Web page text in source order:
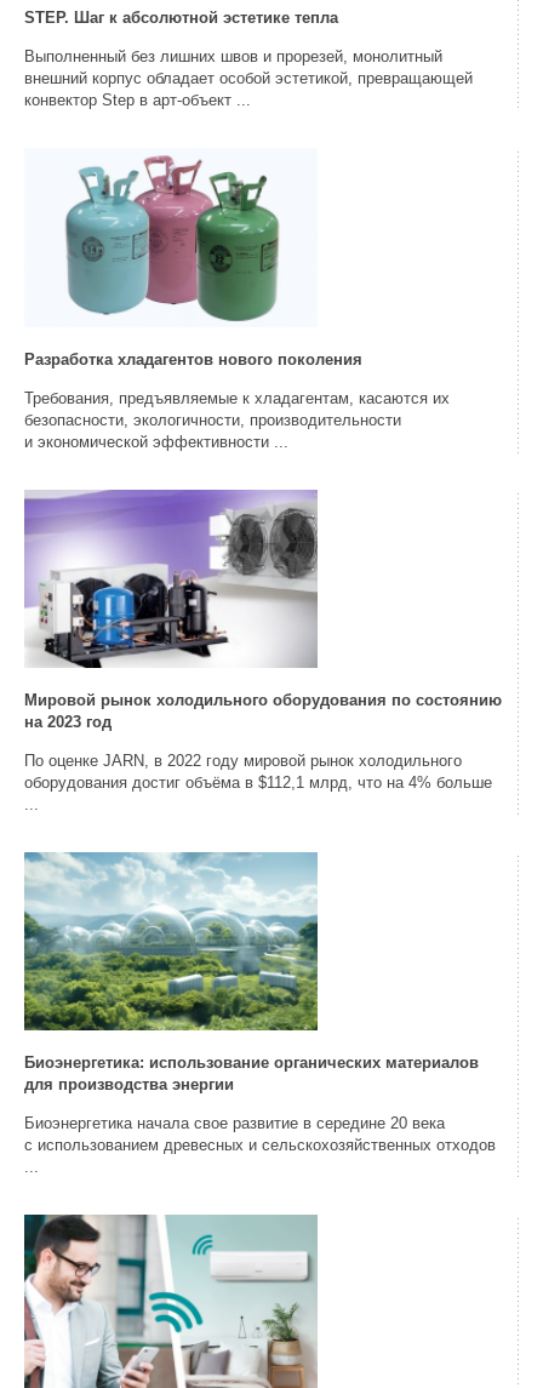
STEP. Шаг к абсолютной эстетике тепла
Выполненный без лишних швов и прорезей, монолитный
внешний корпус обладает особой эстетикой, превращающей
конвектор Step в арт-объект ...
Разработка хладагентов нового поколения
Требования, предъявляемые к хладагентам, касаются их
безопасности, экологичности, производительности
и экономической эффективности ...
Мировой рынок холодильного оборудования по состоянию
на 2023 год
По оценке JARN, в 2022 году мировой рынок холодильного
оборудования достиг объёма в $112,1 млрд, что на 4% больше
Биоэнергетика: использование органических материалов
для производства энергии
Биоэнергетика начала свое развитие в середине 20 века
с использованием древесных и сельскохозяйственных отходов
...